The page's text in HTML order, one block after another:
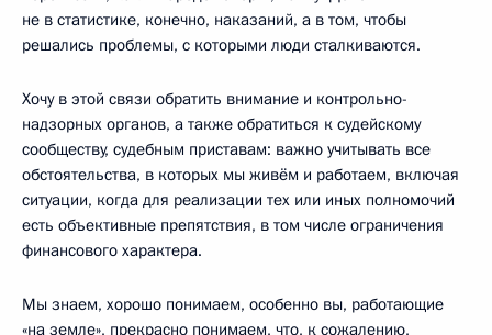
не в статистике, конечно, наказаний, а в том, чтобы
решались проблемы, с которыми люди сталкиваются.
Хочу в этой связи обратить внимание и контрольно-
надзорных органов, а также обратиться к судейскому
сообществу, судебным приставам: важно учитывать все
обстоятельства, в которых мы живём и работаем, включая
ситуации, когда для реализации тех или иных полномочий
есть объективные препятствия, в том числе ограничения
финансового характера.
Мы знаем, хорошо понимаем, особенно вы, работающие
«на земле», прекрасно понимаем, что, к сожалению,